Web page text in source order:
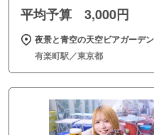
平均予算 3,000円
夜景と青空の天空ビアガーデ
有楽町駅／東京都